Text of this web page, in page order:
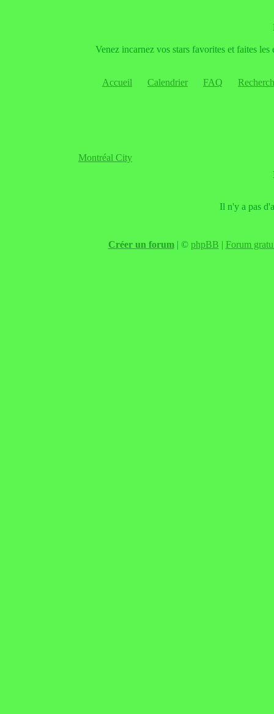
Venez incarnez vos stars favorites et faites
Accueil Calendrier FAQ
Montréal City
Il n'y a pas
Créer un forum| © phpBB | Forum